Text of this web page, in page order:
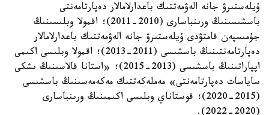
ۇيلەستىرۋ جانە الەۋمەتتىك باعدارلامالار دەپارتامەنتى
باسشىسىنىڭ ورىنباسارى (2010-2011)؛ اقمولا وبلىسىنىڭ
جۇمىسپەن قامتۋدى ۇيلەستىرۋ جانە الەۋمەتتىك باعدارلامالار
دەپارتامەنتىنىڭ باسشىسى (2011-2013)؛ اقمولا وبلىسى اكىمى
اپپاراتىنىڭ باسشىسى (2013-2015)؛ «استانا قالاسىنىڭ ىشكى
ساياسات دەپارتامەنتى» مەملەكەتتىك مەكەمەسىنىڭ باسشىسى
(2015-2020)؛ قوستاناي وبلىسى اكىمىنىڭ ورىنباسارى